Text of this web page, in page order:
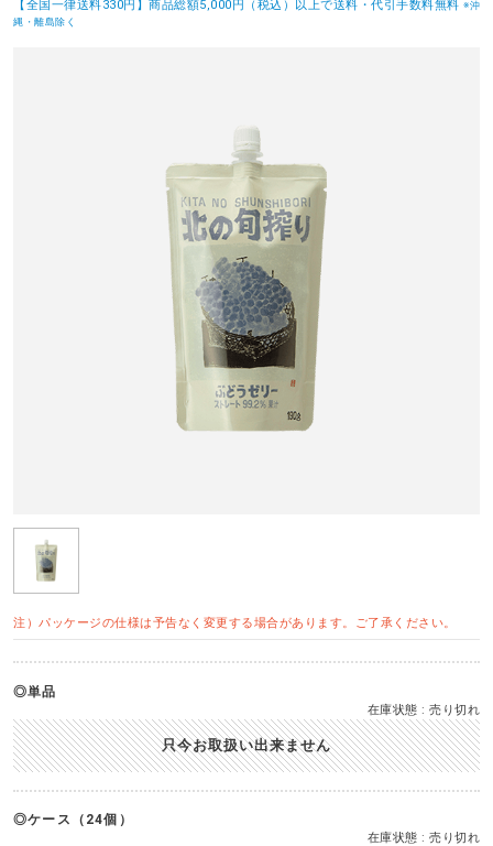
【全国一律送料330円】商品総額5,000円（税込）以上で送料・代引手数料無料 ※沖
縄・離島除く
注）パッケージの仕様は予告なく変更する場合があります。ご了承ください。
単品
在庫状態 : 売り切れ
只今お取扱い出来ません
ケース（24個）
在庫状態 : 売り切れ